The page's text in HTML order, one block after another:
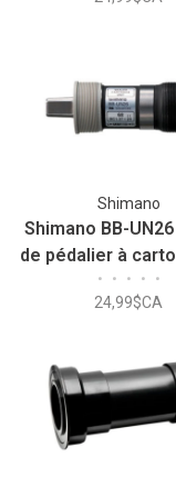
Shimano
Shimano BB-
de pédalier à
Type
• • • • •
24,99$CA